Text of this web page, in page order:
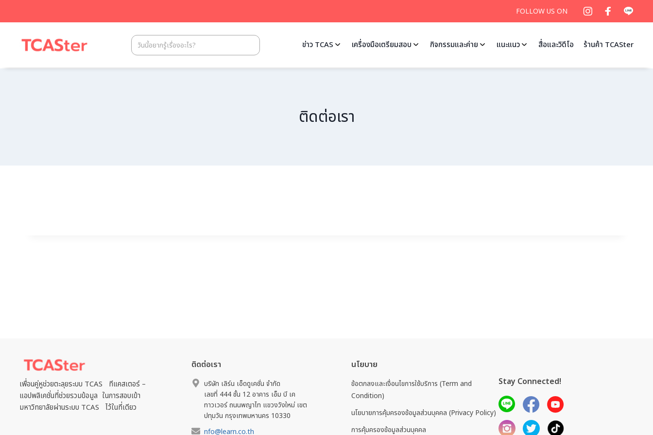
FOLLOW US ON
ข่าว TCAS เครื่องมือเตรียมสอบ กิจกรรมและค่าย แนะแนว สื่อและวิดีโอ ร้านค้า TCASter
ติดต่อเรา
เพื่อนคู่หูช่วยตะลุยระบบ TCAS ทีแคสเตอร์ –
แอปพลิเคชั่นที่ช่วยรวมข้อมูล ในการสอบเข้า
มหาวิทยาลัยผ่านระบบ TCAS ไว้ในที่เดียว
ติดต่อเรา
บริษัท เลิร์น เอ็ดดูเคชั่น จำกัด
เลขที่ 444 ชั้น 12 อาคาร เอ็ม บี เค
ทาวเวอร์ ถนนพญาไท แขวงวังใหม่ เขต
ปทุมวัน กรุงเทพมหานคร 10330
nfo@learn.co.th
นโยบาย
ข้อตกลงและเงื่อนไขการใช้บริการ (Term and
Condition)
นโยบายการคุ้มครองข้อมูลส่วนบุคคล (Privacy Policy)
การคุ้มครองข้อมูลส่วนบุคคล
Stay Connected!